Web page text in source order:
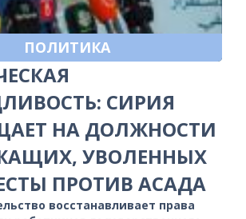
ПОЛИТИКА
СИРИЯ
НА ДОЛЖНОСТИ
УВОЛЕННЫХ
ПРОТИВ АСАДА
восстанавливает права